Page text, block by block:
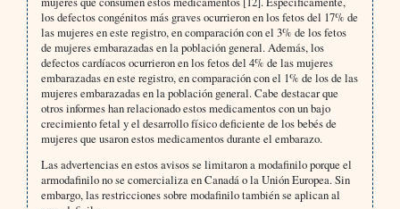
los defectos congénitos más graves ocurrieron en los fetos del 17% de
las mujeres en este registro, en comparación con el 3% de los fetos
de mujeres embarazadas en la población general. Además, los
defectos cardíacos ocurrieron en los fetos del 4% de las mujeres
embarazadas en este registro, en comparación con el 1% de los de las
mujeres embarazadas en la población general. Cabe destacar que
otros informes han relacionado estos medicamentos con un bajo
crecimiento fetal y el desarrollo físico deficiente de los bebés de
mujeres que usaron estos medicamentos durante el embarazo.
Las advertencias en estos avisos se limitaron a modafinilo porque el
armodafinilo no se comercializa en Canadá o la Unión Europea. Sin
embargo, las restricciones sobre modafinilo también se aplican al